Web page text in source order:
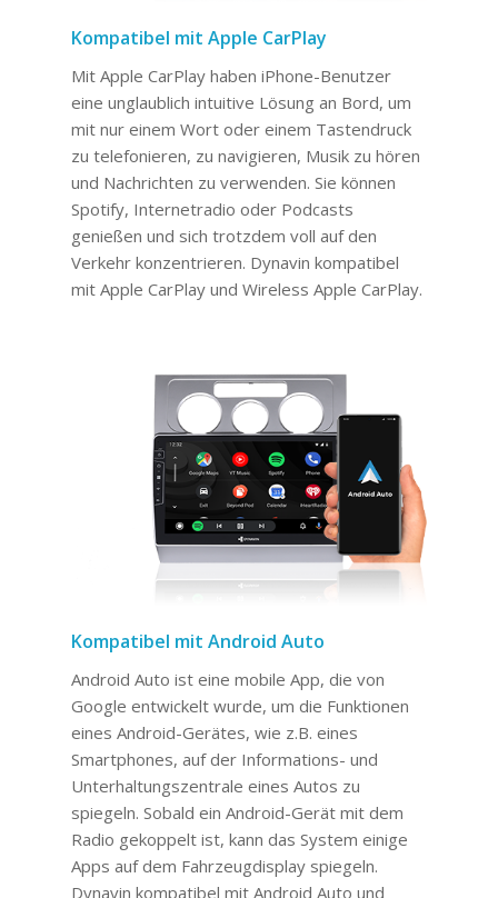
Kompatibel mit Apple CarPlay
Mit Apple CarPlay haben iPhone-Benutzer
eine unglaublich intuitive Lösung an Bord, um
mit nur einem Wort oder einem Tastendruck
zu telefonieren, zu navigieren, Musik zu hören
und Nachrichten zu verwenden. Sie können
Spotify, Internetradio oder Podcasts
genießen und sich trotzdem voll auf den
Verkehr konzentrieren. Dynavin kompatibel
mit Apple CarPlay und Wireless Apple CarPlay.
Kompatibel mit Android Auto
Android Auto ist eine mobile App, die von
Google entwickelt wurde, um die Funktionen
eines Android-Gerätes, wie z.B. eines
Smartphones, auf der Informations- und
Unterhaltungszentrale eines Autos zu
spiegeln. Sobald ein Android-Gerät mit dem
Radio gekoppelt ist, kann das System einige
Apps auf dem Fahrzeugdisplay spiegeln.
Dynavin kompatibel mit Android Auto und